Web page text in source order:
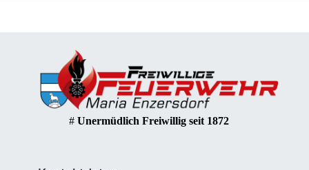
# Unermüdlich Freiwillig seit 1872